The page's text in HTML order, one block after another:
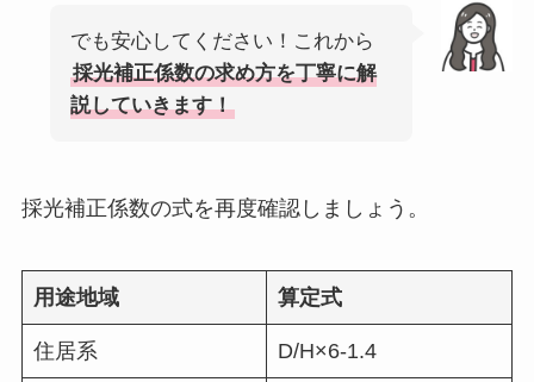
でも安心してください！これから
採光補正係数の求め方を丁寧に解
説していきます！
採光補正係数の式を再度確認しましょう。
用途地域 算定式
住居系 D/H×6-1.4